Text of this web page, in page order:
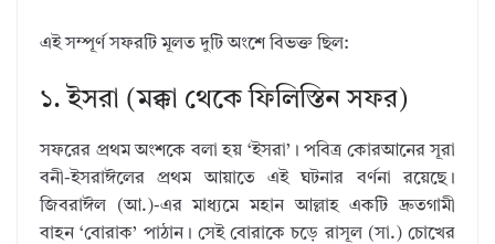
এই সম্পূর্ণ সফরটি মূলত দুটি অংশে বিভক্ত ছিল:
১. ইসরা (মক্কা থেকে ফিলিস্তিন সফর)
সফরের প্রথম অংশকে বলা হয় ‘ইসরা’। পবিত্র কোরআনের সূরা
বনী-ইসরাঈলের প্রথম আয়াতে এই ঘটনার বর্ণনা রয়েছে।
জিবরাঈল (আ.)-এর মাধ্যমে মহান আল্লাহ একটি দ্রুতগামী
বাহন ‘বোরাক’ পাঠান। সেই বোরাকে চড়ে রাসূল (সা.) চোখের